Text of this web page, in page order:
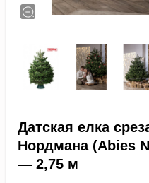
Датская елка
Нордмана (Abies
— 2,75 м